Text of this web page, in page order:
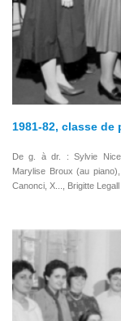
1981-82, classe
De g. à dr. : Sylvie
Marylise Broux (au
Canonci, X..., Brigitte Legall